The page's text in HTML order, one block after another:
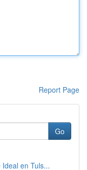
Report Page
Go
en Tuls...